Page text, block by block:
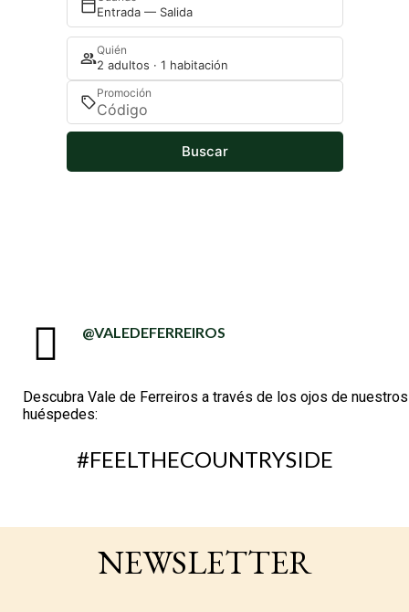
Entrada — Salida
Quién
2 adultos · 1 habitación
Promoción
Buscar
@VALEDEFERREIROS
Descubra Vale de Ferreiros a través de los ojos de nuestros
huéspedes:
#FEELTHECOUNTRYSIDE
NEWSLETTER